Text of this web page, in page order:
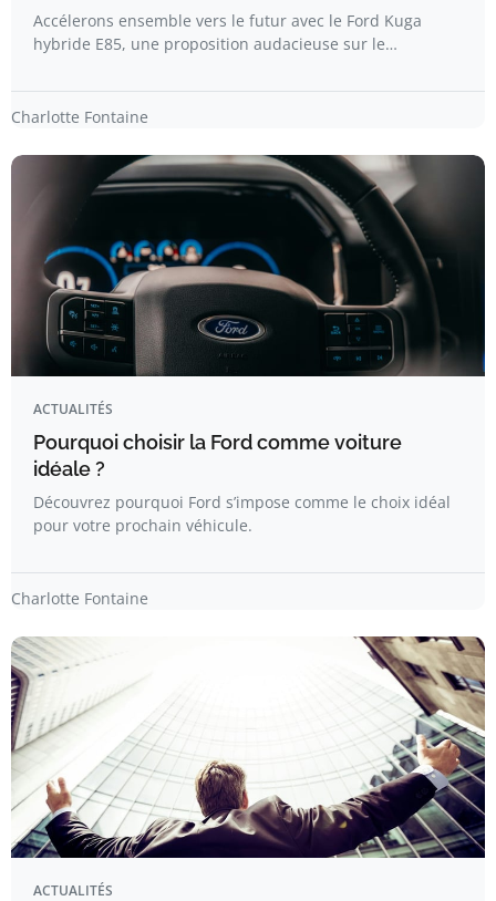
Accélerons ensemble vers le futur avec le Ford Kuga
hybride E85, une proposition audacieuse sur le…
Charlotte Fontaine
ACTUALITÉS
Pourquoi choisir la Ford comme voiture
idéale ?
Découvrez pourquoi Ford s’impose comme le choix idéal
pour votre prochain véhicule.
Charlotte Fontaine
ACTUALITÉS